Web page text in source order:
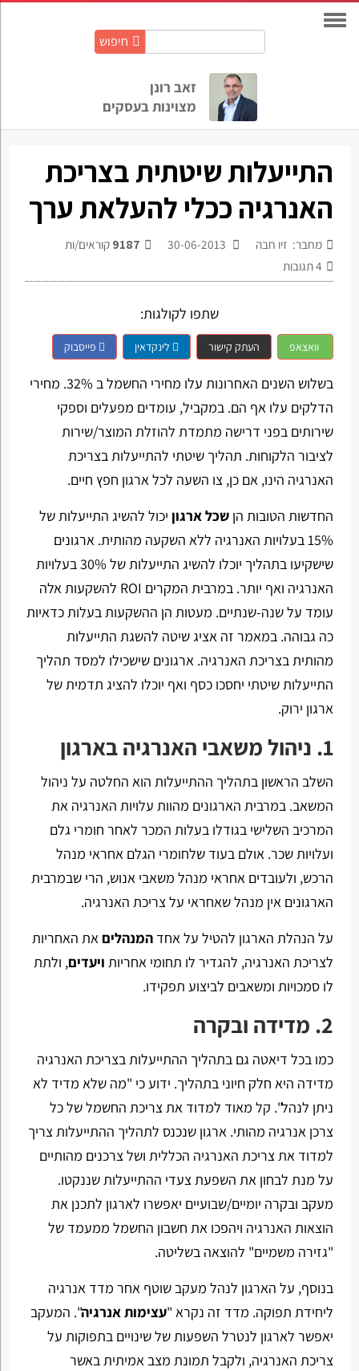
חיפוש
זאב רונן
מצוינות בעסקים
התייעלות שיטתית בצריכת
האנרגיה ככלי להעלאת ערך
מחבר: זיו חבה 9187 קוראים/ות
4תגובות
שתפו לקולגות:
וואצאפ העתק קישור לינקדאין פייסבוק
בשלוש השנים האחרונות עלו מחירי החשמל ב 32%. מחירי
הדלקים עלו אף הם. במקביל, עומדים מפעלים וספקי
שירותים בפני דרישה מתמדת להוזלת המוצר/שירות
לציבור הלקוחות. תהליך שיטתי להתייעלות בצריכת
האנרגיה הינו, אם כן, צו השעה לכל ארגון חפץ חיים.
החדשות הטובות הן שכל ארגון יכול להשיג התייעלות של
15% בעלויות האנרגיה ללא השקעה מהותית. ארגונים
שישקיעו בתהליך יוכלו להשיג התייעלות של 30% בעלויות
האנרגיה ואף יותר. במרבית המקרים ROI להשקעות אלה
עומד על שנה-שנתיים. מעטות הן ההשקעות בעלות כדאיות
כה גבוהה. במאמר זה אציג שיטה להשגת התייעלות
מהותית בצריכת האנרגיה. ארגונים שישכילו למסד תהליך
התייעלות שיטתי יחסכו כסף ואף יוכלו להציג תדמית של
ארגון ירוק.
1. ניהול משאבי האנרגיה בארגון
השלב הראשון בתהליך ההתייעלות הוא החלטה על ניהול
המשאב. במרבית הארגונים מהוות עלויות האנרגיה את
המרכיב השלישי בגודלו בעלות המכר לאחר חומרי גלם
ועלויות שכר. אולם בעוד שלחומרי הגלם אחראי מנהל
הרכש, ולעובדים אחראי מנהל משאבי אנוש, הרי שבמרבית
הארגונים אין מנהל שאחראי על צריכת האנרגיה.
על הנהלת הארגון להטיל על אחד המנהלים את האחריות
לצריכת האנרגיה, להגדיר לו תחומי אחריות ויעדים, ולתת
לו סמכויות ומשאבים לביצוע תפקידו.
2. מדידה ובקרה
כמו בכל דיאטה גם בתהליך ההתייעלות בצריכת האנרגיה
מדידה היא חלק חיוני בתהליך. ידוע כי "מה שלא מדיד לא
ניתן לנהל". קל מאוד למדוד את צריכת החשמל של כל
צרכן אנרגיה מהותי. ארגון שנכנס לתהליך ההתייעלות צריך
למדוד את צריכת האנרגיה הכללית ושל צרכנים מהותיים
על מנת לבחון את השפעת צעדי ההתייעלות שננקטו.
מעקב ובקרה יומיים/שבועיים יאפשרו לארגון לתכנן את
הוצאות האנרגיה ויהפכו את חשבון החשמל ממעמד של
"גזירה משמיים" להוצאה בשליטה.
בנוסף, על הארגון לנהל מעקב שוטף אחר מדד אנרגיה
ליחידת תפוקה. מדד זה נקרא "עצימות אנרגיה". המעקב
יאפשר לארגון לנטרל השפעות של שינויים בתפוקות על
צריכת האנרגיה, ולקבל תמונת מצב אמיתית באשר